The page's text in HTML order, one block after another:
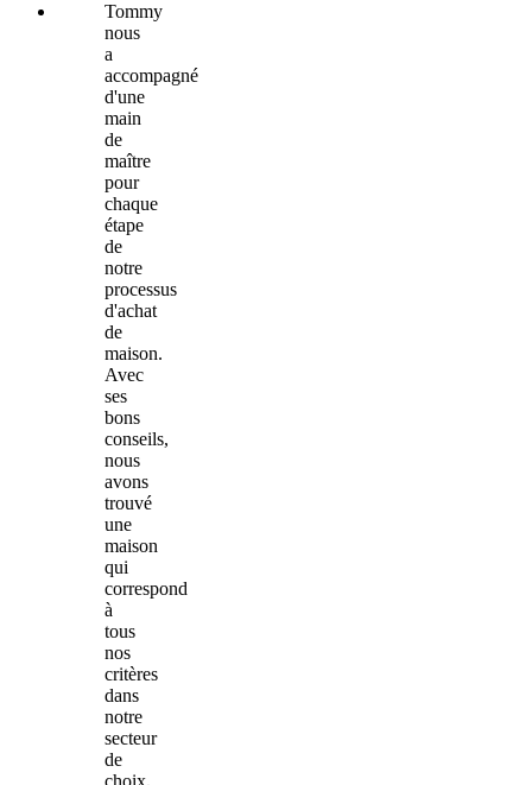
Tommy
nous
a
accompagné
d'une
main
de
maître
pour
chaque
étape
de
notre
processus
d'achat
de
maison.
Avec
ses
bons
conseils,
nous
avons
trouvé
une
maison
qui
correspond
à
tous
nos
critères
dans
notre
secteur
de
choix,